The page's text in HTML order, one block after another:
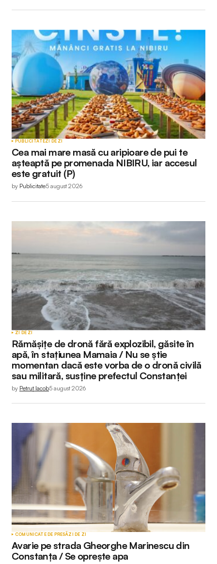
PUBLICITATEZI DE ZI
Cea mai mare masă cu aripioare de pui te
așteaptă pe promenada NIBIRU, iar accesul
este gratuit (P)
by Publicitate5 august 2026
ZI DE ZI
Rămășițe de dronă fără explozibil, găsite în
apă, în stațiunea Mamaia / Nu se știe
momentan dacă este vorba de o dronă civilă
sau militară, susține prefectul Constanței
by Petruț Iacob5 august 2026
COMUNICATE DE PRESĂZI DE ZI
Avarie pe strada Gheorghe Marinescu din
Constanța / Se oprește apa